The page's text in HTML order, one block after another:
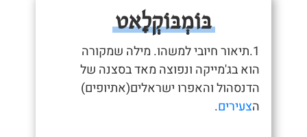
בּוֹמְבּוֹקְלָאט
1.תיאור חיובי למשהו. מילה שמקורה
הוא בג'מייקה ונפוצה מאד בסצנה של
הדנסהול והאפרו ישראלים(אתיופים)
הצעירים.